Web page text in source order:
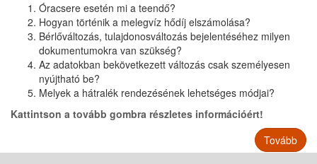
Óracsere esetén mi a teendő?
Hogyan történik a melegvíz hődíj elszámolása?
Bérlőváltozás, tulajdonosváltozás bejelentéséhez milyen
dokumentumokra van szükség?
Az adatokban bekövetkezett változás csak személyesen
nyújtható be?
Melyek a hátralék rendezésének lehetséges módjai?
Kattintson a tovább gombra részletes információért!
Tovább